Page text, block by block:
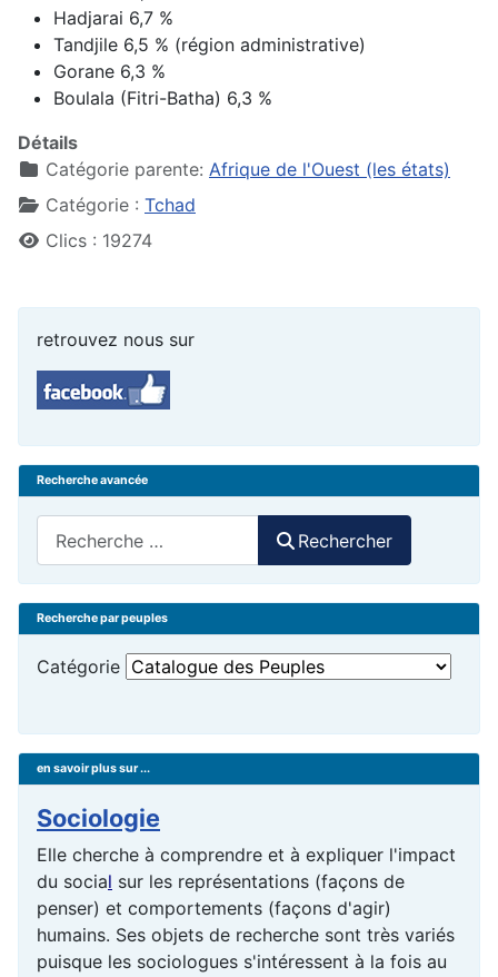
Hadjarai 6,7 %
Tandjile 6,5 % (région administrative)
Gorane 6,3 %
Boulala (Fitri-Batha) 6,3 %
Détails
Catégorie parente: Afrique de l'Ouest (les états)
Catégorie : Tchad
Clics : 19274
retrouvez nous sur
Recherche avancée
Rechercher
Recherche par peuples
Catégorie
en savoir plus sur ...
Sociologie
Elle cherche à comprendre et à expliquer l'impact
du social sur les représentations (façons de
penser) et comportements (façons d'agir)
humains. Ses objets de recherche sont très variés
puisque les sociologues s'intéressent à la fois au